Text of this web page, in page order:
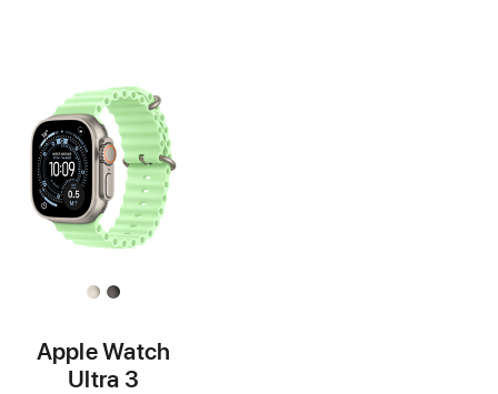
Apple Watch
Ultra 3